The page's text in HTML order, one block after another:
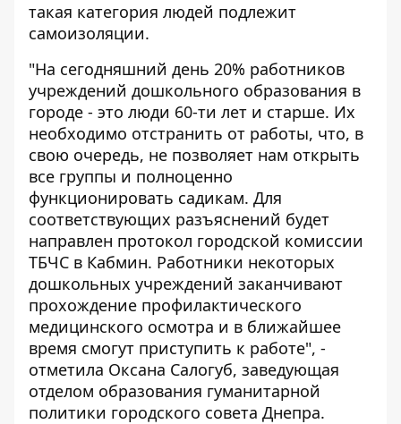
такая категория людей подлежит
самоизоляции.
"На сегодняшний день 20% работников
учреждений дошкольного образования в
городе - это люди 60-ти лет и старше. Их
необходимо отстранить от работы, что, в
свою очередь, не позволяет нам открыть
все группы и полноценно
функционировать садикам. Для
соответствующих разъяснений будет
направлен протокол городской комиссии
ТБЧС в Кабмин. Работники некоторых
дошкольных учреждений заканчивают
прохождение профилактического
медицинского осмотра и в ближайшее
время смогут приступить к работе", -
отметила Оксана Салогуб, заведующая
отделом образования гуманитарной
политики городского совета Днепра.